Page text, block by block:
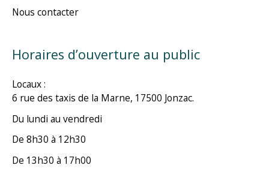
Nous contacter
Horaires d’ouverture au public
Locaux :
6 rue des taxis de la Marne, 17500 Jonzac.
Du lundi au vendredi
De 8h30 à 12h30
De 13h30 à 17h00